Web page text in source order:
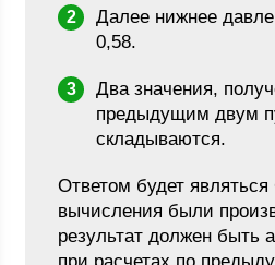
Далее нижнее
0,58.
Два значения,
предыдущим двум
складываются.
Ответом будет
вычисления были
результат должен быть